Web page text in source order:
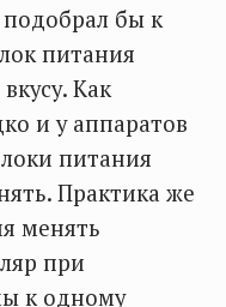
подобрал бы к
питания
Как
и у аппаратов
питания
Практика же
менять
при
к одному